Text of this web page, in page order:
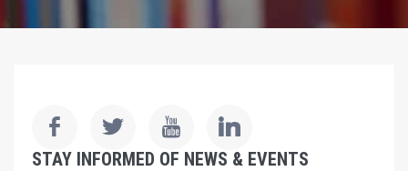
STAY INFORMED OF NEWS & EVENTS